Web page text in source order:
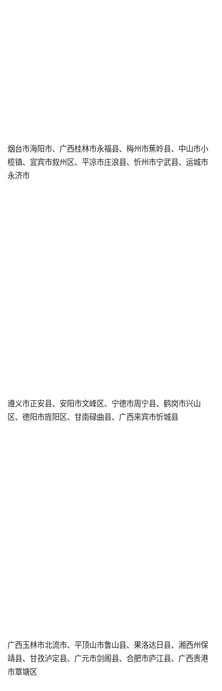
烟台市海阳市、广西桂林市永福县、梅州市蕉岭县、中山市小
榄镇、宜宾市叙州区、平凉市庄浪县、忻州市宁武县、运城市
永济市
遵义市正安县、安阳市文峰区、宁德市周宁县、鹤岗市兴山
区、德阳市旌阳区、甘南碌曲县、广西来宾市忻城县
广西玉林市北流市、平顶山市鲁山县、果洛达日县、湘西州保
靖县、甘孜泸定县、广元市剑阁县、合肥市庐江县、广西贵港
市覃塘区